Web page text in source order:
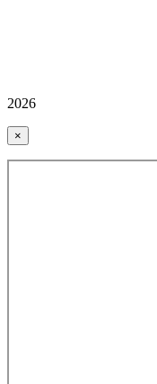
2026
×